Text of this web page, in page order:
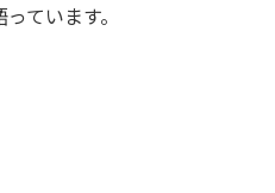
ています。